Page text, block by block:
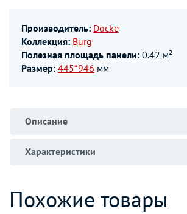
Производитель: Docke
Коллекция: Burg
Полезная площадь панели: 0.42 м²
Размер: 445*946 мм
Описание
Характеристики
Похожие товары